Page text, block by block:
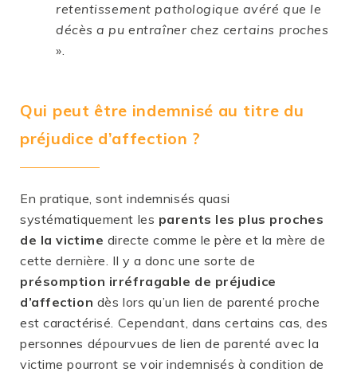
retentissement pathologique avéré que le
décès a pu entraîner chez certains proches
».
Qui peut être indemnisé au titre du
préjudice d’affection ?
En pratique, sont indemnisés quasi
systématiquement les parents les plus proches
de la victime directe comme le père et la mère de
cette dernière. Il y a donc une sorte de
présomption irréfragable de préjudice
d’affection dès lors qu’un lien de parenté proche
est caractérisé. Cependant, dans certains cas, des
personnes dépourvues de lien de parenté avec la
victime pourront se voir indemnisés à condition de